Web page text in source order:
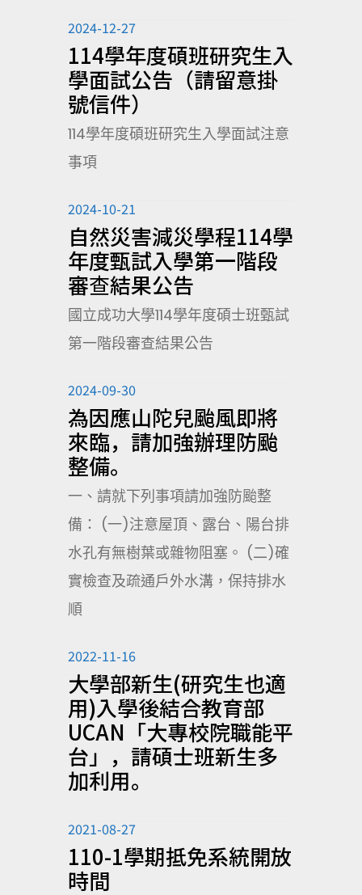
2024-12-27
114學年度碩班研究生入
學面試公告（請留意掛
號信件）
114學年度碩班研究生入學面試注意
事項
2024-10-21
自然災害減災學程114學
年度甄試入學第一階段
審查結果公告
國立成功大學114學年度碩士班甄試
第一階段審查結果公告
2024-09-30
為因應山陀兒颱風即將
來臨，請加強辦理防颱
整備。
一、請就下列事項請加強防颱整
備： (一)注意屋頂、露台、陽台排
水孔有無樹葉或雜物阻塞。 (二)確
實檢查及疏通戶外水溝，保持排水
順
2022-11-16
大學部新生(研究生也適
用)入學後結合教育部
UCAN「大專校院職能平
台」，請碩士班新生多
加利用。
2021-08-27
110-1學期抵免系統開放
時間